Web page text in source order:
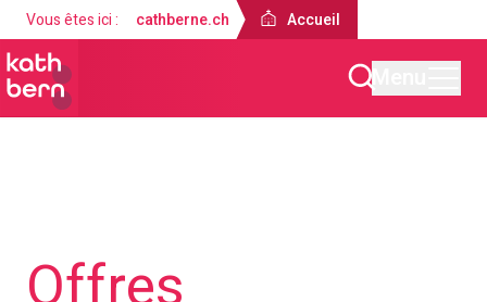
Vous êtes ici : cathberne.ch Accueil